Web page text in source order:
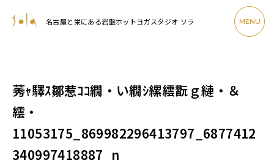
名古屋と栄にある岩盤ホットヨガスタジオ ソラ MENU
莠ｬ驛ｽ鄒惹ｺｺ繝・い繝ｼ縲繧翫ｇ縺・＆
繧・
11053175_869982296413797_6877412
340997418887_n